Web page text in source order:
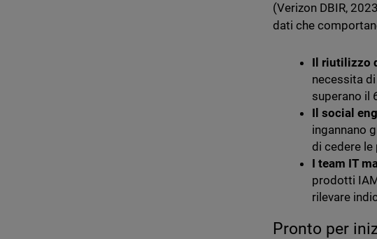
(Verizon DBIR,
dati che
Il riutilizzo
necessita
superano il
Il social
ingannano
di cedere
I team IT
prodotti
rilevare
Pronto per